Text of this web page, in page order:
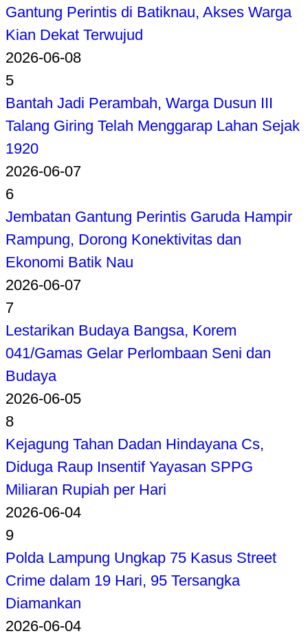
Gantung Perintis di Batiknau, Akses Warga
Kian Dekat Terwujud
2026-06-08
5
Bantah Jadi Perambah, Warga Dusun III
Talang Giring Telah Menggarap Lahan Sejak
1920
2026-06-07
6
Jembatan Gantung Perintis Garuda Hampir
Rampung, Dorong Konektivitas dan
Ekonomi Batik Nau
2026-06-07
7
Lestarikan Budaya Bangsa, Korem
041/Gamas Gelar Perlombaan Seni dan
Budaya
2026-06-05
8
Kejagung Tahan Dadan Hindayana Cs,
Diduga Raup Insentif Yayasan SPPG
Miliaran Rupiah per Hari
2026-06-04
9
Polda Lampung Ungkap 75 Kasus Street
Crime dalam 19 Hari, 95 Tersangka
Diamankan
2026-06-04